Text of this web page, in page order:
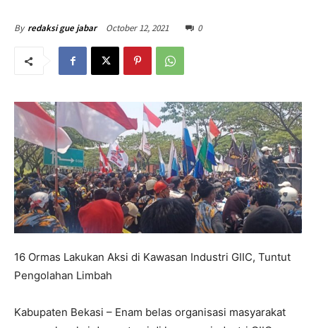
By redaksi gue jabar October 12, 2021 0
16 Ormas Lakukan Aksi di Kawasan Industri GIIC, Tuntut
Pengolahan Limbah
Kabupaten Bekasi – Enam belas organisasi masyarakat